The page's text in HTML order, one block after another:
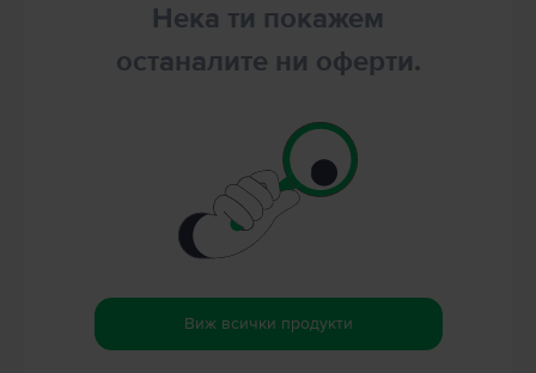
Нека ти покажем
останалите ни оферти.
Виж всички продукти